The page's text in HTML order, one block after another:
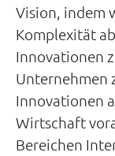
Vision, indem
Komplexität
Innovationen
Unternehmen
Innovationen
Wirtschaft
Bereichen